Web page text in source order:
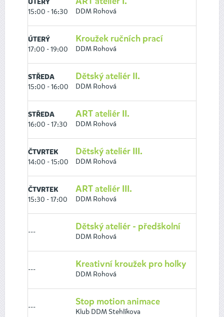
ÚTERÝ
15:00 - 16:30 DDM Rohová
ÚTERÝ
17:00 - 19:00
Kroužek ručních prací
DDM Rohová
STŘEDA
15:00 - 16:00
Dětský ateliér II.
DDM Rohová
STŘEDA
16:00 - 17:30
ART ateliér II.
DDM Rohová
ČTVRTEK
14:00 - 15:00
Dětský ateliér III.
DDM Rohová
ČTVRTEK
15:30 - 17:00
ART ateliér III.
DDM Rohová
---
Dětský ateliér - předškolní
DDM Rohová
---
Kreativní kroužek pro holky
DDM Rohová
---
Stop motion animace
Klub DDM Stehlíkova